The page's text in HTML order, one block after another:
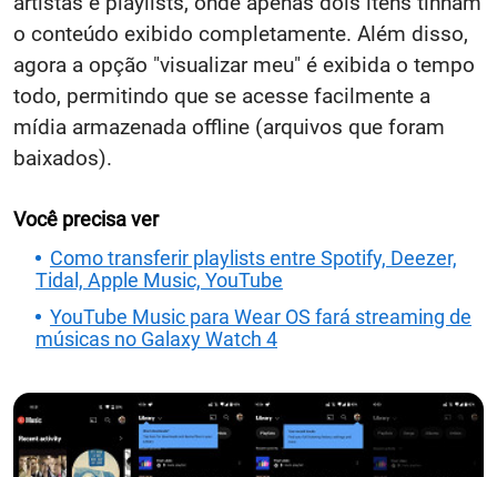
o conteúdo exibido completamente. Além disso,
agora a opção "visualizar meu" é exibida o tempo
todo, permitindo que se acesse facilmente a
mídia armazenada offline (arquivos que foram
baixados).
Você precisa ver
Como transferir playlists entre Spotify, Deezer,
Tidal, Apple Music, YouTube
YouTube Music para Wear OS fará streaming de
músicas no Galaxy Watch 4